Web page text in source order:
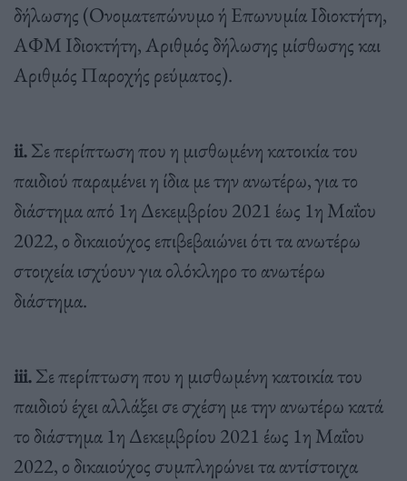
δήλωσης (Ονοματεπώνυμο ή Επωνυμία Ιδιοκτήτη,
ΑΦΜ Ιδιοκτήτη, Αριθμός δήλωσης μίσθωσης και
Αριθμός Παροχής ρεύματος).
ii.Σε περίπτωση που η μισθωμένη κατοικία του
παιδιού παραμένει η ίδια με την ανωτέρω, για το
διάστημα από 1η Δεκεμβρίου 2021 έως 1η Μαΐου
2022, ο δικαιούχος επιβεβαιώνει ότι τα ανωτέρω
στοιχεία ισχύουν για ολόκληρο το ανωτέρω
διάστημα.
iii.Σε περίπτωση που η μισθωμένη κατοικία του
παιδιού έχει αλλάξει σε σχέση με την ανωτέρω κατά
το διάστημα 1η Δεκεμβρίου 2021 έως 1η Μαΐου
2022, ο δικαιούχος συμπληρώνει τα αντίστοιχα